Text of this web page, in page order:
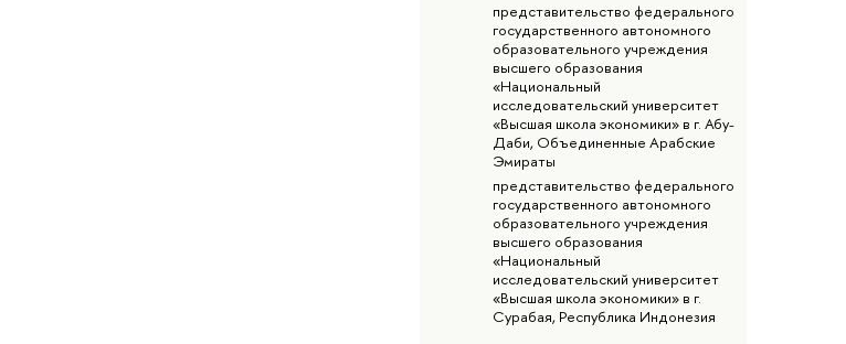
представительство федерального
государственного автономного
образовательного учреждения
высшего образования
«Национальный
исследовательский университет
«Высшая школа экономики» в г. Абу-
Даби, Объединенные Арабские
Эмираты
представительство федерального
государственного автономного
образовательного учреждения
высшего образования
«Национальный
исследовательский университет
«Высшая школа экономики» в г.
Сурабая, Республика Индонезия